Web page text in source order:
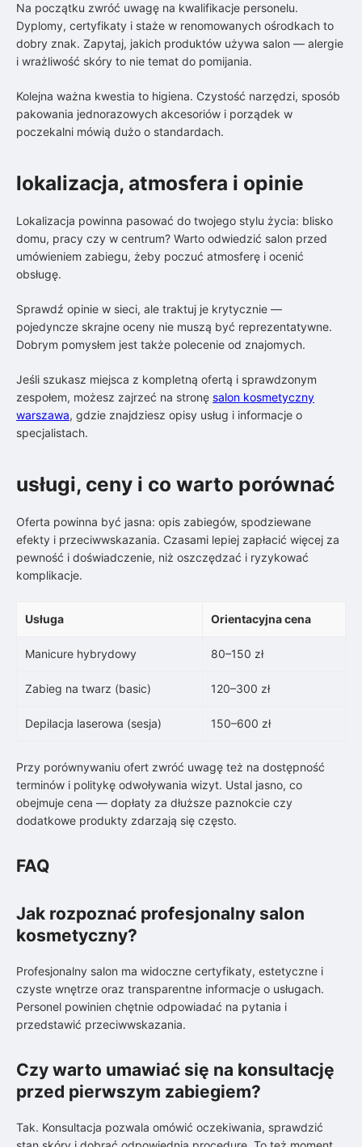
Na początku zwróć uwagę na kwalifikacje personelu.
Dyplomy, certyfikaty i staże w renomowanych ośrodkach to
dobry znak. Zapytaj, jakich produktów używa salon — alergie
i wrażliwość skóry to nie temat do pomijania.
Kolejna ważna kwestia to higiena. Czystość narzędzi, sposób
pakowania jednorazowych akcesoriów i porządek w
poczekalni mówią dużo o standardach.
lokalizacja, atmosfera i opinie
Lokalizacja powinna pasować do twojego stylu życia: blisko
domu, pracy czy w centrum? Warto odwiedzić salon przed
umówieniem zabiegu, żeby poczuć atmosferę i ocenić
obsługę.
Sprawdź opinie w sieci, ale traktuj je krytycznie —
pojedyncze skrajne oceny nie muszą być reprezentatywne.
Dobrym pomysłem jest także polecenie od znajomych.
Jeśli szukasz miejsca z kompletną ofertą i sprawdzonym
zespołem, możesz zajrzeć na stronę salon kosmetyczny
warszawa, gdzie znajdziesz opisy usług i informacje o
specjalistach.
usługi, ceny i co warto porównać
Oferta powinna być jasna: opis zabiegów, spodziewane
efekty i przeciwwskazania. Czasami lepiej zapłacić więcej za
pewność i doświadczenie, niż oszczędzać i ryzykować
komplikacje.
Usługa Orientacyjna cena
Manicure hybrydowy 80–150 zł
Zabieg na twarz (basic) 120–300 zł
Depilacja laserowa (sesja) 150–600 zł
Przy porównywaniu ofert zwróć uwagę też na dostępność
terminów i politykę odwoływania wizyt. Ustal jasno, co
obejmuje cena — dopłaty za dłuższe paznokcie czy
dodatkowe produkty zdarzają się często.
FAQ
Jak rozpoznać profesjonalny salon
kosmetyczny?
Profesjonalny salon ma widoczne certyfikaty, estetyczne i
czyste wnętrze oraz transparentne informacje o usługach.
Personel powinien chętnie odpowiadać na pytania i
przedstawić przeciwwskazania.
Czy warto umawiać się na konsultację
przed pierwszym zabiegiem?
Tak. Konsultacja pozwala omówić oczekiwania, sprawdzić